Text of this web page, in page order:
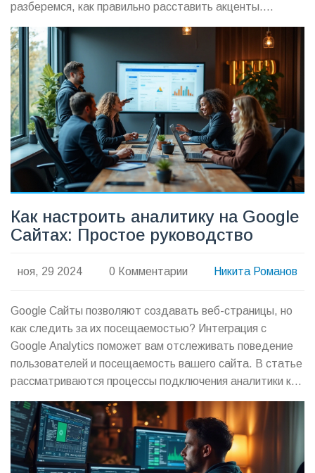
разберемся, как правильно расставить акценты.
Узнаете, как найти баланс между трафиком и
конверсией, и какие стратегии подойдут для повышения
каждого из этих аспектов.
Как настроить аналитику на Google
Сайтах: Простое руководство
ноя, 29 2024 0 Комментарии Никита Романов
Google Сайты позволяют создавать веб-страницы, но
как следить за их посещаемостью? Интеграция с
Google Analytics поможет вам отслеживать поведение
пользователей и посещаемость вашего сайта. В статье
рассматриваются процессы подключения аналитики к
Google Сайтам, обсуждаются преимущества
использования аналитических инструментов и
приводятся советы для улучшения анализа данных.
Узнайте, как эффективно внедрять Google Analytics на
свой сайт и делать данные более полезными.